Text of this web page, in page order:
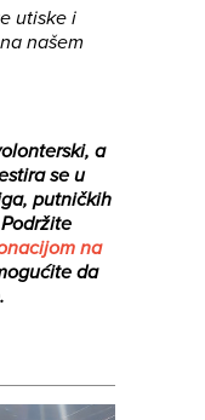
utiske i
našem
a
se u
putničkih
Podržite
na
da